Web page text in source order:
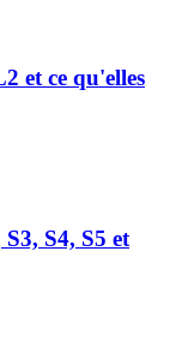
et ce qu'elles
S4, S5 et